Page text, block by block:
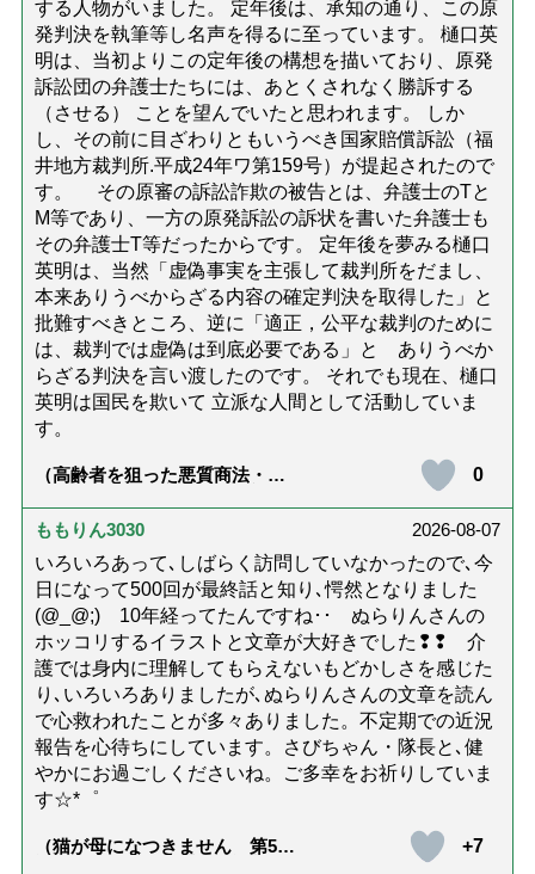
する人物がいました。 定年後は、承知の通り、この原
発判決を執筆等し名声を得るに至っています。 樋口英
明は、当初よりこの定年後の構想を描いており、原発
訴訟団の弁護士たちには、あとくされなく勝訴する
（させる） ことを望んでいたと思われます。 しか
し、その前に目ざわりともいうべき国家賠償訴訟（福
井地方裁判所.平成24年ワ第159号）が提起されたので
す。 その原審の訴訟詐欺の被告とは、弁護士のTと
M等であり、一方の原発訴訟の訴状を書いた弁護士も
その弁護士T等だったからです。 定年後を夢みる樋口
英明は、当然「虚偽事実を主張して裁判所をだまし、
本来ありうべからざる内容の確定判決を取得した」と
批難すべきところ、逆に「適正，公平な裁判のために
は、裁判では虚偽は到底必要である」と ありうべか
らざる判決を言い渡したのです。 それでも現在、樋口
英明は国民を欺いて 立派な人間として活動していま
す。
（高齢者を狙った悪質商法・訪
ないための4つの対策「騙されや
すい人の特徴は？」【社会福祉
0
ももりん3030
2026-08-07
いろいろあって､しばらく訪問していなかったので､今
日になって500回が最終話と知り､愕然となりました
(@_@;) 10年経ってたんですね･･ ぬらりんさんの
ホッコリするイラストと文章が大好きでした❢❢ 介
護では身内に理解してもらえないもどかしさを感じた
り､いろいろありましたが､ぬらりんさんの文章を読ん
で心救われたことが多々ありました。不定期での近況
報告を心待ちにしています。さびちゃん・隊長と､健
やかにお過ごしくださいね。ご多幸をお祈りしていま
す☆*゜
（猫が母になつきません 第500
+7